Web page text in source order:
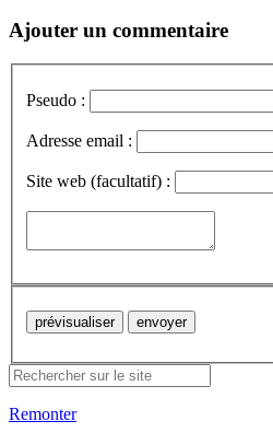
Ajouter un commentaire
Pseudo :
Adresse email :
Site web (facultatif) :
Remonter